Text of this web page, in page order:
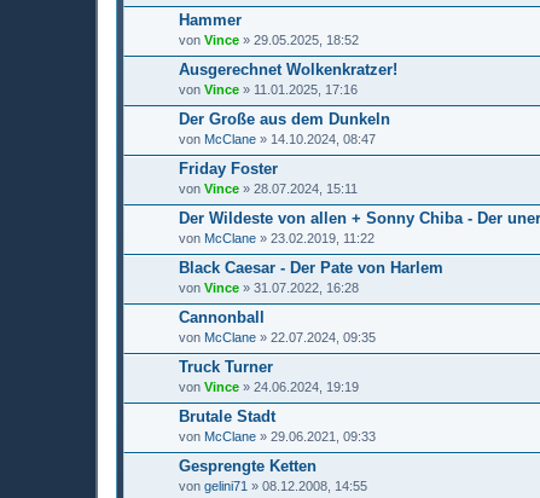
Hammer
von Vince » 29.05.2025, 18:52
Ausgerechnet Wolkenkratzer!
von Vince » 11.01.2025, 17:16
Der Große aus dem Dunkeln
von McClane » 14.10.2024, 08:47
Friday Foster
von Vince » 28.07.2024, 15:11
Der Wildeste von allen + Sonny Chiba - Der
von McClane » 23.02.2019, 11:22
Black Caesar - Der Pate von Harlem
von Vince » 31.07.2022, 16:28
Cannonball
von McClane » 22.07.2024, 09:35
Truck Turner
von Vince » 24.06.2024, 19:19
Brutale Stadt
von McClane » 29.06.2021, 09:33
Gesprengte Ketten
von gelini71 » 08.12.2008, 14:55